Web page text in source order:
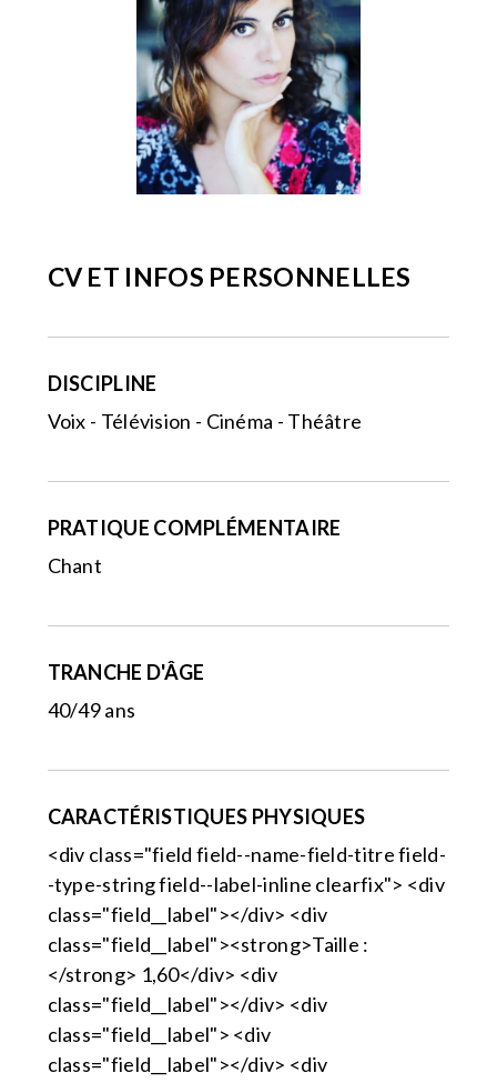
CV ET INFOS PERSONNELLES
DISCIPLINE
Voix - Télévision - Cinéma - Théâtre
PRATIQUE COMPLÉMENTAIRE
Chant
TRANCHE D'ÂGE
40/49 ans
CARACTÉRISTIQUES PHYSIQUES
<div class="field field--name-field-titre field-
-type-string field--label-inline clearfix"> <div
class="field__label"></div> <div
class="field__label"><strong>Taille :
</strong> 1,60</div> <div
class="field__label"></div> <div
class="field__label"> <div
class="field__label"></div> <div